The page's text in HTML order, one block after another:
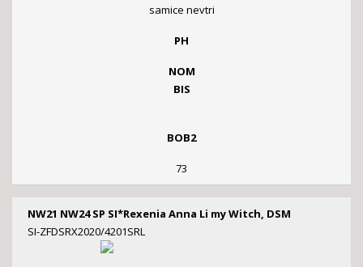
samice nevtri
PH
NOM
BIS
BOB2
73
NW21 NW24 SP SI*Rexenia Anna Li my Witch, DSM
SI-ZFDSRX2020/4201SRL